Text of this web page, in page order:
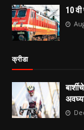
10
क्रीडा